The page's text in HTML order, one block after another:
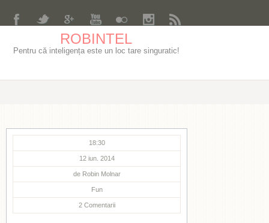
ROBINTEL
Pentru că inteligența este un loc tare singuratic!
18:30
12 iun. 2014
de Robin Molnar
Fun
2 Comentarii